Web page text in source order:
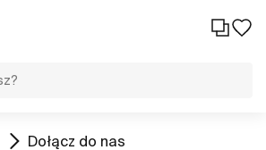
Dołącz do nas